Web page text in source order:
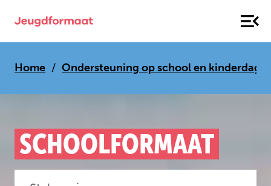
Home Ondersteuning op school en
SCHOOLFORMAAT